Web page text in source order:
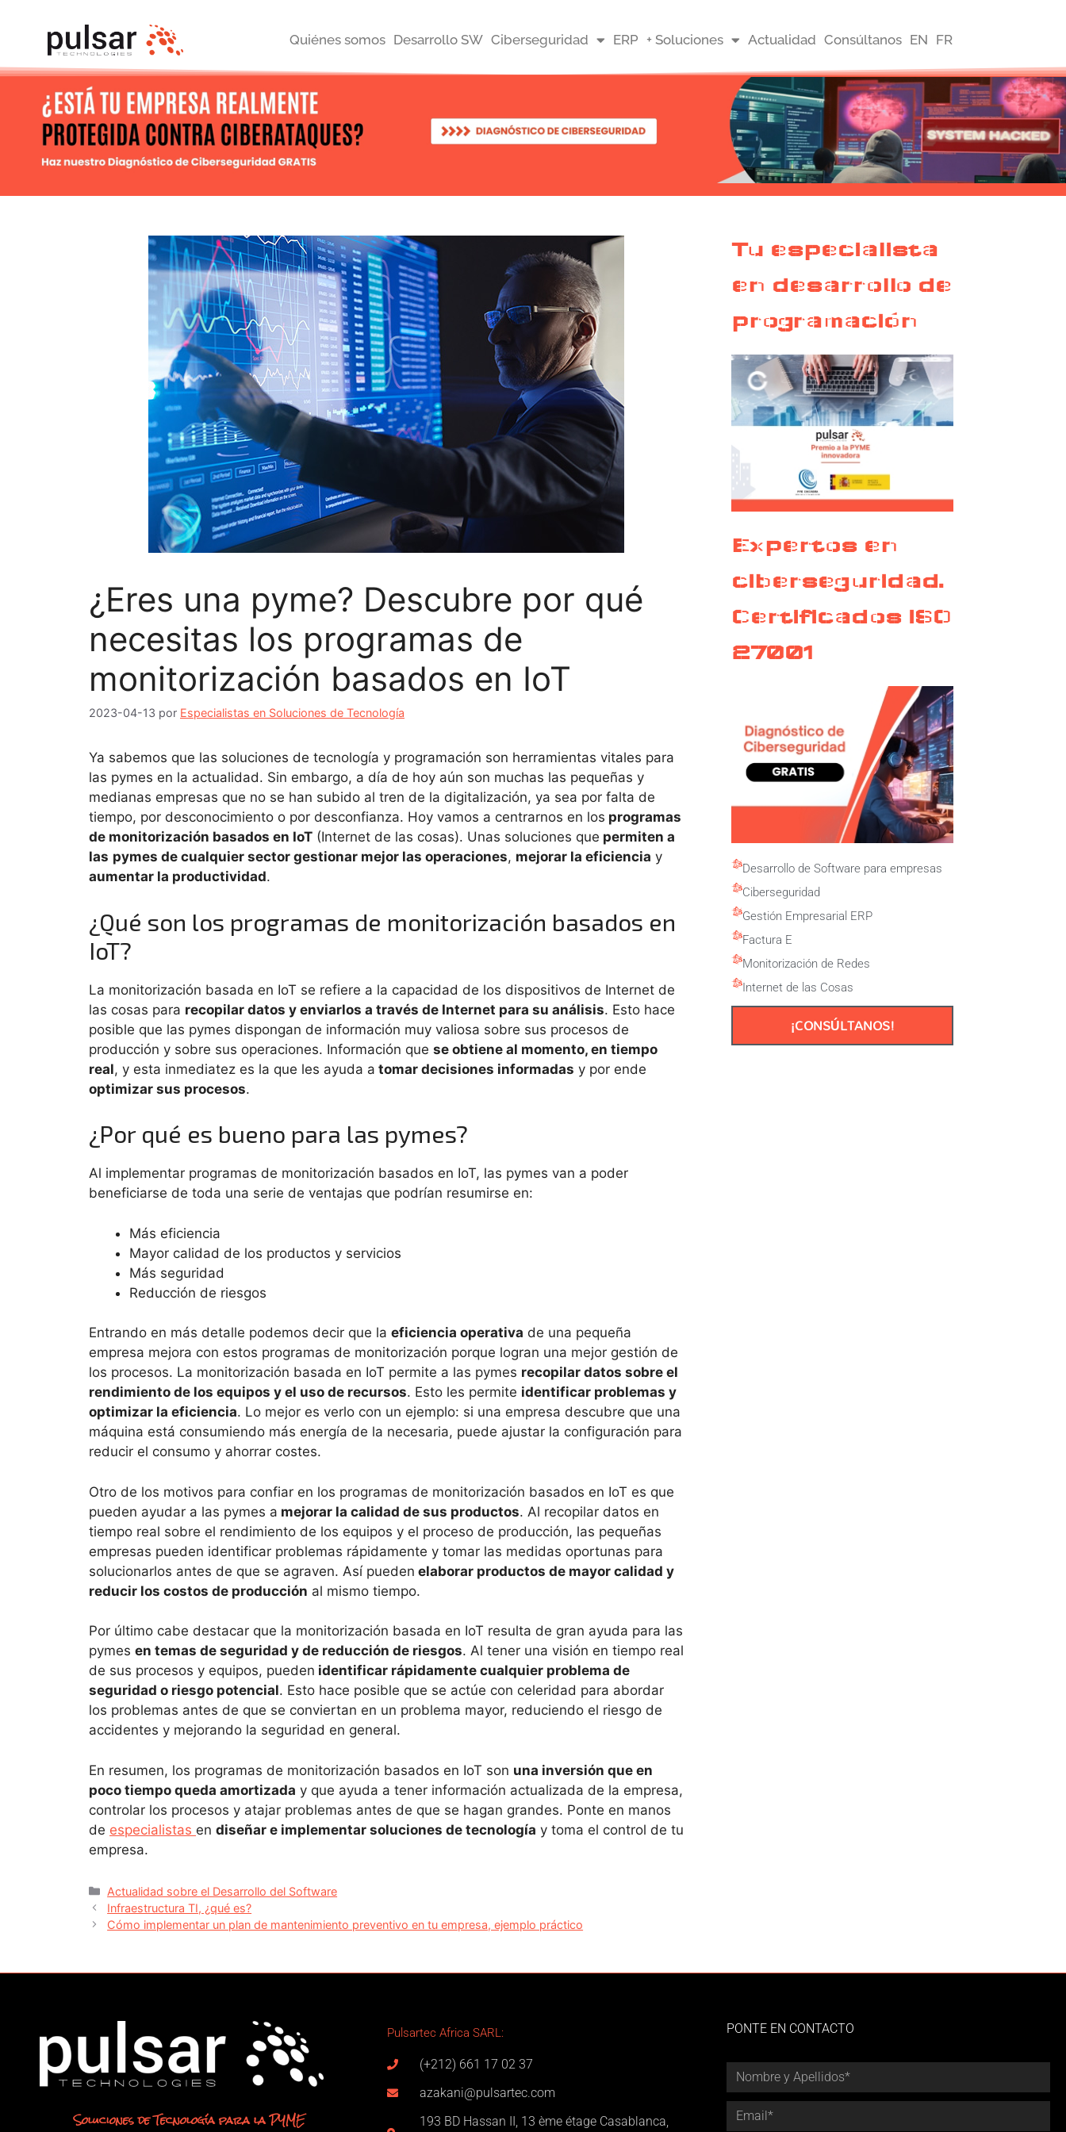
Quiénes somos Desarrollo SW Ciberseguridad ERP + Soluciones Actualidad Consúltanos EN FR
¿Eres una pyme? Descubre por qué
necesitas los programas de
monitorización basados en IoT
2023-04-13 por Especialistas en Soluciones de Tecnología
Ya sabemos que las soluciones de tecnología y programación son herramientas vitales para
las pymes en la actualidad. Sin embargo, a día de hoy aún son muchas las pequeñas y
medianas empresas que no se han subido al tren de la digitalización, ya sea por falta de
tiempo, por desconocimiento o por desconfianza. Hoy vamos a centrarnos en los programas
de monitorización basados en IoT (Internet de las cosas). Unas soluciones que permiten a
las pymes de cualquier sector gestionar mejor las operaciones, mejorar la eficiencia y
aumentar la productividad.
¿Qué son los programas de monitorización basados en
IoT?
La monitorización basada en IoT se refiere a la capacidad de los dispositivos de Internet de
las cosas para recopilar datos y enviarlos a través de Internet para su análisis. Esto hace
posible que las pymes dispongan de información muy valiosa sobre sus procesos de
producción y sobre sus operaciones. Información que se obtiene al momento, en tiempo
real, y esta inmediatez es la que les ayuda a tomar decisiones informadas y por ende
optimizar sus procesos.
¿Por qué es bueno para las pymes?
Al implementar programas de monitorización basados en IoT, las pymes van a poder
beneficiarse de toda una serie de ventajas que podrían resumirse en:
Más eficiencia
Mayor calidad de los productos y servicios
Más seguridad
Reducción de riesgos
Entrando en más detalle podemos decir que la eficiencia operativa de una pequeña
empresa mejora con estos programas de monitorización porque logran una mejor gestión de
los procesos. La monitorización basada en IoT permite a las pymes recopilar datos sobre el
rendimiento de los equipos y el uso de recursos. Esto les permite identificar problemas y
optimizar la eficiencia. Lo mejor es verlo con un ejemplo: si una empresa descubre que una
máquina está consumiendo más energía de la necesaria, puede ajustar la configuración para
reducir el consumo y ahorrar costes.
Otro de los motivos para confiar en los programas de monitorización basados en IoT es que
pueden ayudar a las pymes a mejorar la calidad de sus productos. Al recopilar datos en
tiempo real sobre el rendimiento de los equipos y el proceso de producción, las pequeñas
empresas pueden identificar problemas rápidamente y tomar las medidas oportunas para
solucionarlos antes de que se agraven. Así pueden elaborar productos de mayor calidad y
reducir los costos de producción al mismo tiempo.
Por último cabe destacar que la monitorización basada en IoT resulta de gran ayuda para las
pymes en temas de seguridad y de reducción de riesgos. Al tener una visión en tiempo real
de sus procesos y equipos, pueden identificar rápidamente cualquier problema de
seguridad o riesgo potencial. Esto hace posible que se actúe con celeridad para abordar
los problemas antes de que se conviertan en un problema mayor, reduciendo el riesgo de
accidentes y mejorando la seguridad en general.
En resumen, los programas de monitorización basados en IoT son una inversión que en
poco tiempo queda amortizada y que ayuda a tener información actualizada de la empresa,
controlar los procesos y atajar problemas antes de que se hagan grandes. Ponte en manos
de especialistas en diseñar e implementar soluciones de tecnología y toma el control de tu
empresa.
Actualidad sobre el Desarrollo del Software
Infraestructura TI, ¿qué es?
Cómo implementar un plan de mantenimiento preventivo en tu empresa, ejemplo práctico
Tu especialista
en desarrollo de
programación
Expertos en
ciberseguridad.
Certificados ISO
27001
Desarrollo de Software para empresas
Ciberseguridad
Gestión Empresarial ERP
Factura E
Monitorización de Redes
Internet de las Cosas
¡CONSÚLTANOS!
Soluciones de Tecnología para la PYME
Pulsartec Africa SARL:
(+212) 661 17 02 37
azakani@pulsartec.com
193 BD Hassan II, 13 ème étage Casablanca,
PONTE EN CONTACTO